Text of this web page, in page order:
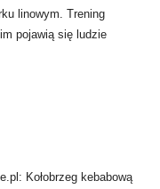
linowym. Trening
pojawią się ludzie
Kołobrzeg kebabową